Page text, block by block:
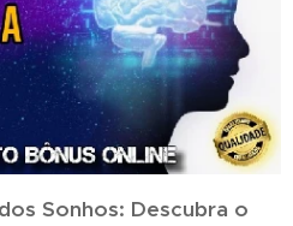
Sonhos: Descubra o